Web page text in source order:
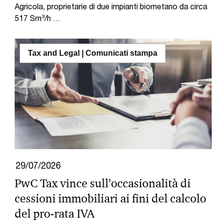
Agricola, proprietarie di due impianti biometano da circa
517 Sm³/h …
Tax and Legal | Comunicati stampa
29/07/2026
PwC Tax vince sull’occasionalità di
cessioni immobiliari ai fini del calcolo
del pro-rata IVA